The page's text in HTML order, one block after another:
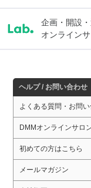
企画・開設
オンライン
ヘルプ / お問い合わせ
よくある質問・お問
DMMオンラインサロ
初めての方はこちら
メールマガジン